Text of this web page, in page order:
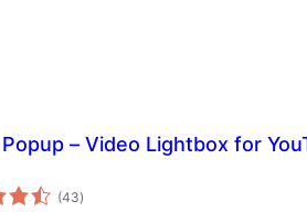
– Video Lightbox for
(43celkové
hodnocení
)